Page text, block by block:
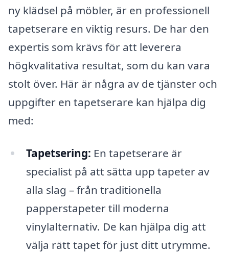
ny klädsel på möbler, är en professionell
tapetserare en viktig resurs. De har den
expertis som krävs för att leverera
högkvalitativa resultat, som du kan vara
stolt över. Här är några av de tjänster och
uppgifter en tapetserare kan hjälpa dig
med:
Tapetsering: En tapetserare är
specialist på att sätta upp tapeter av
alla slag – från traditionella
papperstapeter till moderna
vinylalternativ. De kan hjälpa dig att
välja rätt tapet för just ditt utrymme.